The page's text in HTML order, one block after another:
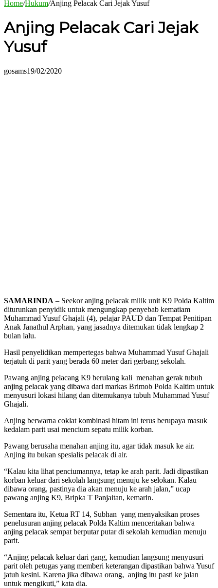
Home/Hukum/Anjing Pelacak Cari Jejak Yusuf
Anjing Pelacak Cari Jejak
Yusuf
gosams19/02/2020
SAMARINDA – Seekor anjing pelacak milik unit K9 Polda Kaltim
diturunkan penyidik untuk mengungkap penyebab kematiam
Muhammad Yusuf Ghajali (4), pelajar PAUD dan Tempat Penitipan
Anak Janathul Arphan, yang jasadnya ditemukan tidak lengkap 2
bulan lalu.
Hasil penyelidikan mempertegas bahwa Muhammad Yusuf Ghajali
terjatuh di parit yang berada 60 meter dari gerbang sekolah.
Pawang anjing pelacang K9 berulang kali menahan gerak tubuh
anjing pelacak yang dibawa dari markas Brimob Polda Kaltim untuk
menyusuri lokasi hilang dan ditemukanya tubuh Muhammad Yusuf
Ghajali.
Anjing berwarna coklat kombinasi hitam ini terus berupaya masuk
kedalam parit usai mencium sepatu milik korban.
Pawang berusaha menahan anjing itu, agar tidak masuk ke air.
Anjing itu bukan spesialis pelacak di air.
“Kalau kita lihat penciumannya, tetap ke arah parit. Jadi dipastikan
korban keluar dari sekolah langsung menuju ke selokan. Kalau
dibawa orang, pastinya dia akan menuju ke arah jalan,” ucap
pawang anjing K9, Bripka T Panjaitan, kemarin.
Sementara itu, Ketua RT 14, Subhan yang menyaksikan proses
penelusuran anjing pelacak Polda Kaltim menceritakan bahwa
anjing pelacak sempat berputar putar di sekolah kemudian menuju
parit.
“Anjing pelacak keluar dari gang, kemudian langsung menyusuri
parit oleh petugas yang memberi keterangan dipastikan bahwa Yusuf
jatuh kesini. Karena jika dibawa orang, anjing itu pasti ke jalan
untuk mengikuti,” kata dia.